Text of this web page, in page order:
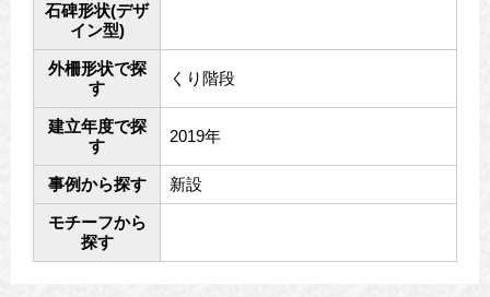
石碑形状(デザ
イン型)
外柵形状で探
す
くり階段
建立年度で探
す
2019年
事例から探す 新設
モチーフから
探す